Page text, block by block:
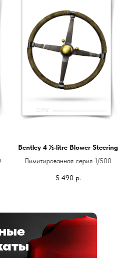
Bentley 4 ½-litre Blower Steering
Лимитированная серия 1/500
5 490 р.